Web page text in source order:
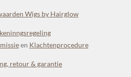
Wigs by Hairglow
en Klachtenprocedure
retour & garantie